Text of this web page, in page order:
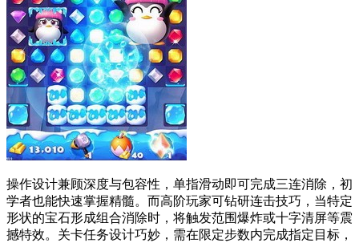
操作设计兼顾深度与包容性，单指滑动即可完成三连消除，初
学者也能快速掌握精髓。而高阶玩家可钻研连击技巧，当特定
形状的宝石形成组合消除时，将触发范围爆炸或十字清屏等震
撼特效。关卡任务设计巧妙，需在限定步数内完成指定目标，